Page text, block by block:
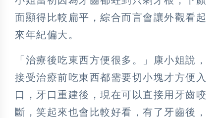
面顯得比較扁平，綜合而言會讓外觀看起
來年紀偏大。
「治療後吃東西方便很多。」康小姐說，
接受治療前吃東西都需要切小塊才方便入
口，牙口重建後，現在可以直接用牙齒咬
斷，笑起來也會比較好看，有了牙齒後，